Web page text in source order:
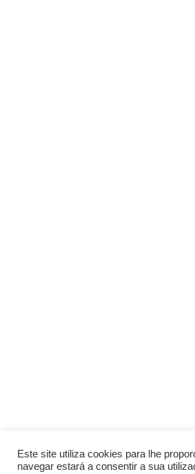
Este site utiliza cookies para lhe
navegar estará a consentir a sua